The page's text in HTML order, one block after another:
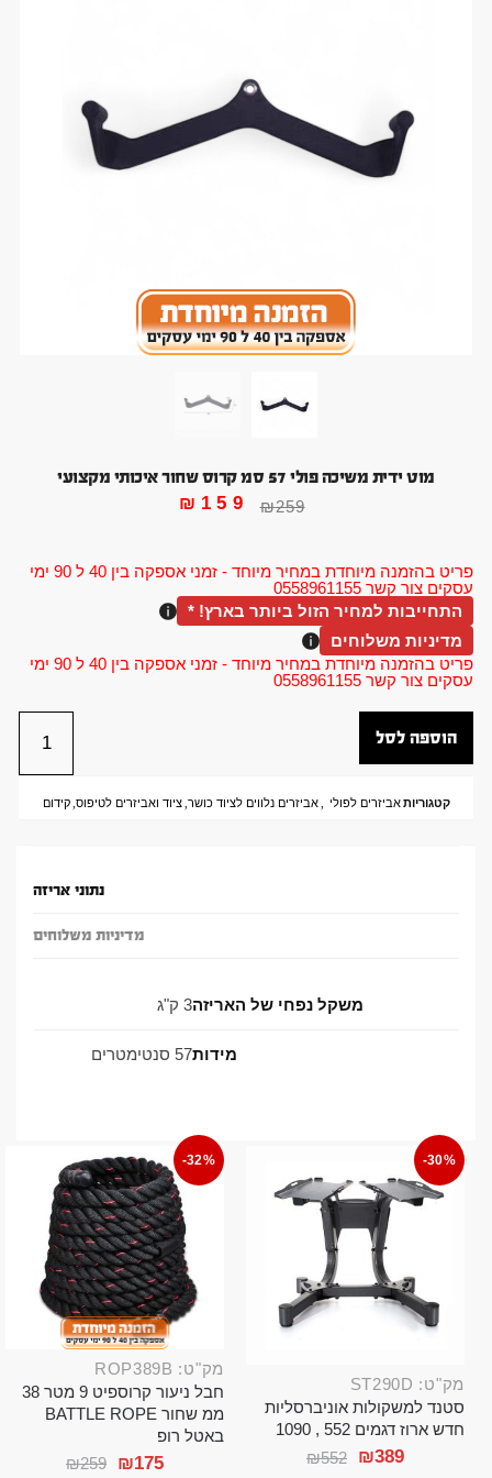
פריט בהזמנה מיוחדת במחיר מיוחד - זמני אספקה בין 40 ל 90 ימי
עסקים צור קשר 0558961155
מוט ידית משיכה פולי 57 סמ קרוס שחור איכותי מקצועי
₪259
₪ 159
התחייבות למחיר הזול ביותר בארץ! *
מדיניות משלוחים
פריט בהזמנה מיוחדת במחיר מיוחד - זמני אספקה בין 40 ל 90 ימי
עסקים צור קשר 0558961155
הוספה לסל
קטגוריות אביזרים לפולי ,אביזרים נלווים לציוד כושר,ציוד ואביזרים לטיפוס,קידום
נתוני אריזה
מדיניות משלוחים
משקל נפחי של האריזה3 ק"ג
מידות57 סנטימטרים
-30%
מק"ט: ST290D
סטנד למשקולות אוניברסליות
חדש ארוז דגמים 552 , 1090
₪552 ₪389
-32%
מק"ט: ROP389B
חבל ניעור קרוספיט 9 מטר 38
ממ שחור BATTLE ROPE
באטל רופ
₪259 ₪175